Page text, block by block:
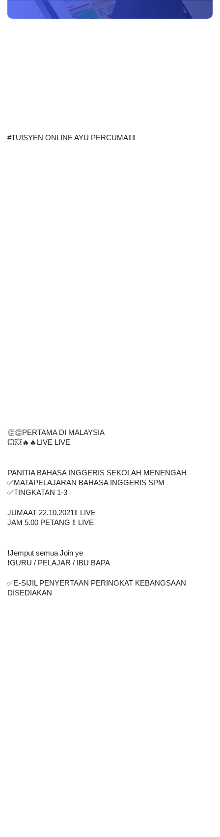
#TUISYEN ONLINE AYU PERCUMA‼️‼️
👏👏PERTAMA DI MALAYSIA
💥💥🔥🔥LIVE LIVE
PANITIA BAHASA INGGERIS SEKOLAH MENENGAH
✅MATAPELAJARAN BAHASA INGGERIS SPM
✅TINGKATAN 1-3
JUMAAT 22.10.2021‼️ LIVE
JAM 5.00 PETANG ‼️ LIVE
❗️Jemput semua Join ye
❗️GURU / PELAJAR / IBU BAPA
✅E-SIJIL PENYERTAAN PERINGKAT KEBANGSAAN
DISEDIAKAN